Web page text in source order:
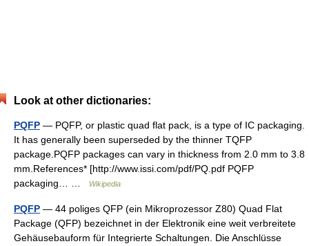
Look at other dictionaries:
PQFP — PQFP, or plastic quad flat pack, is a type of IC packaging.
It has generally been superseded by the thinner TQFP
package.PQFP packages can vary in thickness from 2.0 mm to 3.8
mm.References* [http://www.issi.com/pdf/PQ.pdf PQFP
packaging… …
Wikipedia
PQFP — 44 poliges QFP (ein Mikroprozessor Z80) Quad Flat
Package (QFP) bezeichnet in der Elektronik eine weit verbreitete
Gehäusebauform für Integrierte Schaltungen. Die Anschlüsse